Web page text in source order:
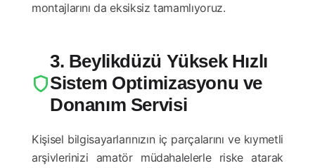
montajlarını da eksiksiz tamamlıyoruz.
3. Beylikdüzü Yüksek Hızlı
Sistem Optimizasyonu ve
Donanım Servisi
Kişisel bilgisayarlarınızın iç parçalarını ve kıymetli
arşivlerinizi amatör müdahalelerle riske atarak